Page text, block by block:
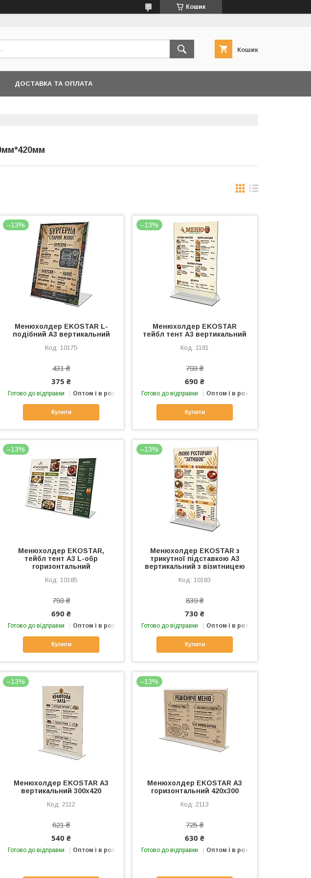
Кошик
Кошик
ДОСТАВКА ТА ОПЛАТА
–13%
Менюхолдер EKOSTAR L-
подібний А3 вертикальний
10175
431 ₴
375 ₴
Готово до відправки Оптом і в роздріб
Купити
–13%
Менюхолдер EKOSTAR
тейбл тент А3 вертикальний
1181
793 ₴
690 ₴
Готово до відправки Оптом і в роздріб
Купити
–13%
Менюхолдер EKOSTAR,
тейбл тент А3 L-обр
горизонтальний
10185
793 ₴
690 ₴
Готово до відправки Оптом і в роздріб
Купити
–13%
Менюхолдер EKOSTAR з
трикутної підставкою А3
вертикальний з візитницею
10183
839 ₴
730 ₴
Готово до відправки Оптом і в роздріб
Купити
–13%
Менюхолдер EKOSTAR А3
вертикальний 300х420
2112
621 ₴
540 ₴
Готово до відправки Оптом і в роздріб
–13%
Менюхолдер EKOSTAR А3
горизонтальний 420х300
2113
725 ₴
630 ₴
Готово до відправки Оптом і в роздріб